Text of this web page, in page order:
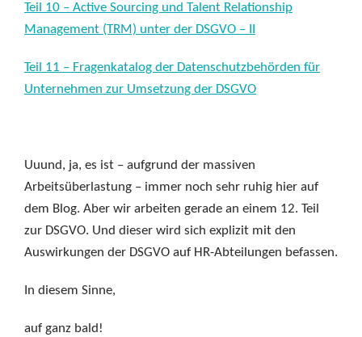
Teil 10 – Active Sourcing und Talent Relationship
Management (TRM) unter der DSGVO – II
Teil 11 – Fragenkatalog der Datenschutzbehörden für
Unternehmen zur Umsetzung der DSGVO
Uuund, ja, es ist – aufgrund der massiven
Arbeitsüberlastung – immer noch sehr ruhig hier auf
dem Blog. Aber wir arbeiten gerade an einem 12. Teil
zur DSGVO. Und dieser wird sich explizit mit den
Auswirkungen der DSGVO auf HR-Abteilungen befassen.
In diesem Sinne,
auf ganz bald!